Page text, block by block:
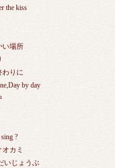
the kiss
い場所
わりに
by day
?
カミ
いじょうぶ